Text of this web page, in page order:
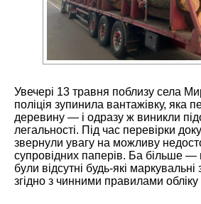
Увечері 13 травня поблизу села
поліція зупинила вантажівку, яка
деревину — і одразу ж виникли
легальності. Під час перевірки
звернули увагу на можливу
супровідних паперів. Ба більше —
були відсутні будь-які маркувальні
згідно з чинними правилами обліку